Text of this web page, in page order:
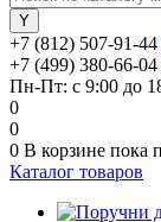
+7 (812) 507-91-44
+7 (499) 380-66-04
Пн-Пт: с 9:00 до
0
0
0 В корзине пока
Каталог товаров